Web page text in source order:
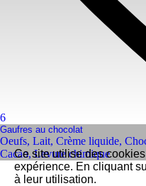
6
Gaufres au chocolat
Oeufs, Lait, Crème liquide,
Cacao,Levure chimique
Ce site utilise des
expérience. En cliquant
à leur utilisation.